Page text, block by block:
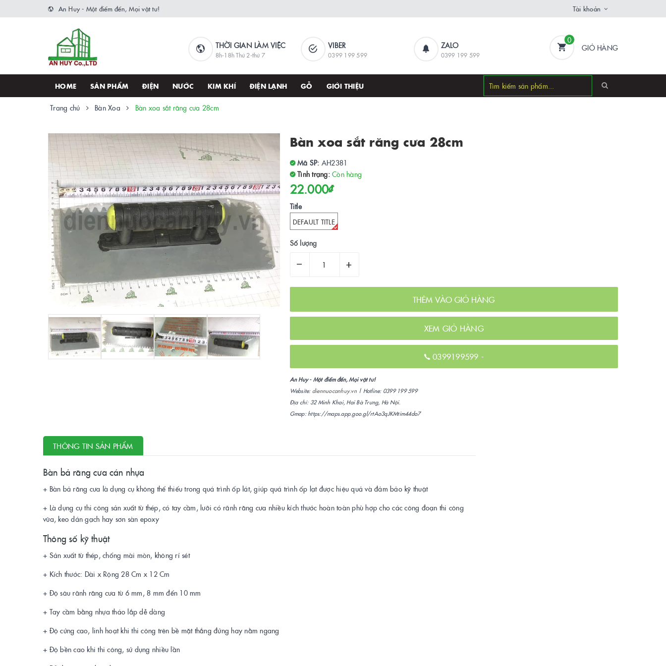
An Huy - Một điểm đến, Mọi vật tư! Tài khoản
THỜI GIAN LÀM VIỆC
8h-18h Thứ 2-thứ 7
VIBER
0399 199 599
ZALO
0399 199 599
0
GIỎ HÀNG
HOME SẢN PHẨM ĐIỆN NƯỚC KIM KHÍ ĐIỆN LẠNH GỖ GIỚI THIỆU
Trang chủ Bàn Xoa Bàn xoa sắt răng cưa 28cm
Bàn xoa sắt răng cưa 28cm
Mã SP: AH2381
Tình trạng: Còn hàng
22.000₫
Title
DEFAULT TITLE
Số lượng
– +
THÊM VÀO GIỎ HÀNG
XEM GIỎ HÀNG
0399199599 -
An Huy - Một điểm đến, Mọi vật tư!
Website: diennuocanhuy.vn| Hotline: 0399 199 599
Địa chỉ: 32 Minh Khai, Hai Bà Trưng, Hà Nội.
Gmap: https://maps.app.goo.gl/rtAo3qJKMtim44do7
THÔNG TIN SẢN PHẨM
Bàn bả răng cưa cán nhựa
+ Bàn bả răng cưa là dụng cụ không thể thiếu trong quá trình ốp lát, giúp quá trình ốp lạt được hiệu quả và đảm bảo kỹ thuật
+ Là dụng cụ thi công sản xuất từ thép, có tay cầm, lưỡi có rãnh răng cưa nhiều kích thước hoàn toàn phù hợp cho các công đoạn thi công
vữa, keo dán gạch hay sơn sàn epoxy
Thông số kỹ thuật
+ Sản xuất từ thép, chống mài mòn, không rỉ sét
+ Kích thước: Dài x Rộng 28 Cm x 12 Cm
+ Độ sâu rãnh răng cưa từ 6 mm, 8 mm đến 10 mm
+ Tay cầm bằng nhựa tháo lắp dễ dàng
+ Độ cứng cao, linh hoạt khi thi công trên bề mặt thẳng đứng hay nằm ngang
+ Độ bền cao khi thi công, sử dụng nhiều lần